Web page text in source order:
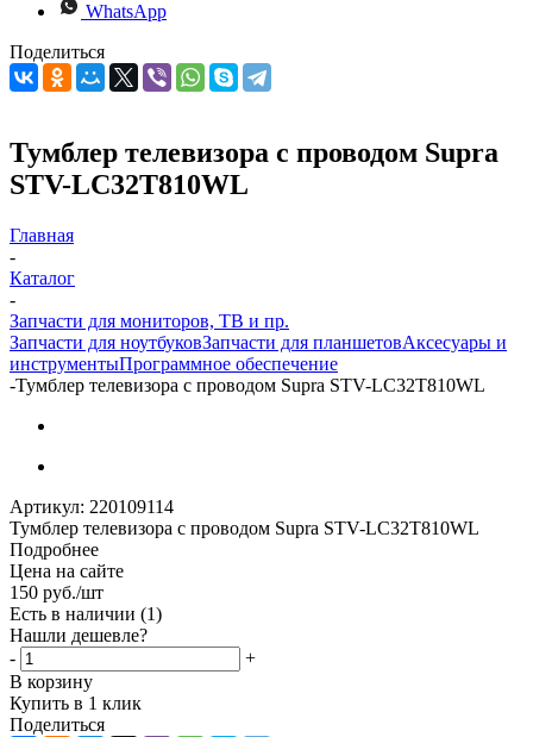
WhatsApp
Поделиться
Тумблер телевизора с проводом Supra
STV-LC32T810WL
Главная
-
Каталог
-
Запчасти для мониторов, ТВ и пр.
Запчасти для ноутбуковЗапчасти для планшетовАксесуары и
инструментыПрограммное обеспечение
-Тумблер телевизора с проводом Supra STV-LC32T810WL
Артикул: 220109114
Тумблер телевизора с проводом Supra STV-LC32T810WL
Подробнее
Цена на сайте
150 руб./шт
Есть в наличии (1)
Нашли дешевле?
-
+
В корзину
Купить в 1 клик
Поделиться